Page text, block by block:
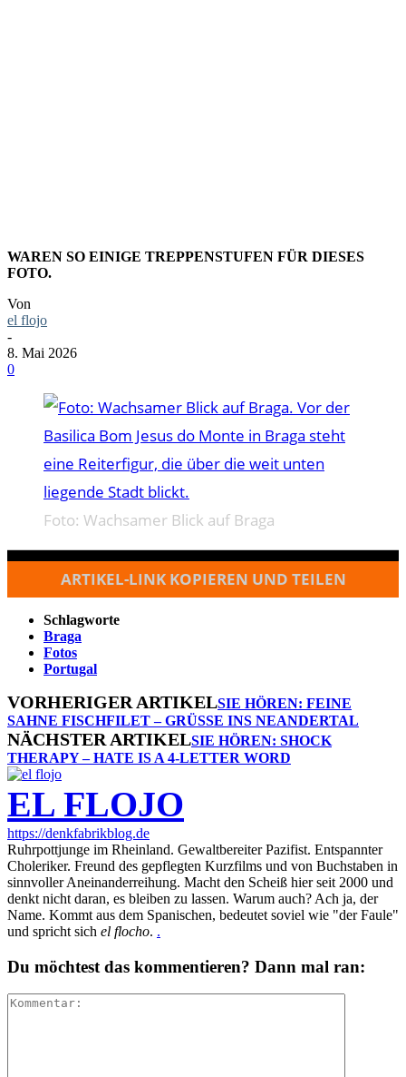
WAREN SO EINIGE TREPPENSTUFEN FÜR DIESES
FOTO.
Von
el flojo
-
8. Mai 2026
0
Foto: Wachsamer Blick auf Braga
ARTIKEL-LINK KOPIEREN UND TEILEN
Schlagworte
Braga
Fotos
Portugal
VORHERIGER ARTIKELSIE HÖREN: FEINE
SAHNE FISCHFILET – GRÜSSE INS NEANDERTAL
NÄCHSTER ARTIKELSIE HÖREN: SHOCK
THERAPY – HATE IS A 4-LETTER WORD
EL FLOJO
https://denkfabrikblog.de
Ruhrpottjunge im Rheinland. Gewaltbereiter Pazifist. Entspannter
Choleriker. Freund des gepflegten Kurzfilms und von Buchstaben in
sinnvoller Aneinanderreihung. Macht den Scheiß hier seit 2000 und
denkt nicht daran, es bleiben zu lassen. Warum auch? Ach ja, der
Name. Kommt aus dem Spanischen, bedeutet soviel wie "der Faule"
und spricht sich el flocho. .
Du möchtest das kommentieren? Dann mal ran: